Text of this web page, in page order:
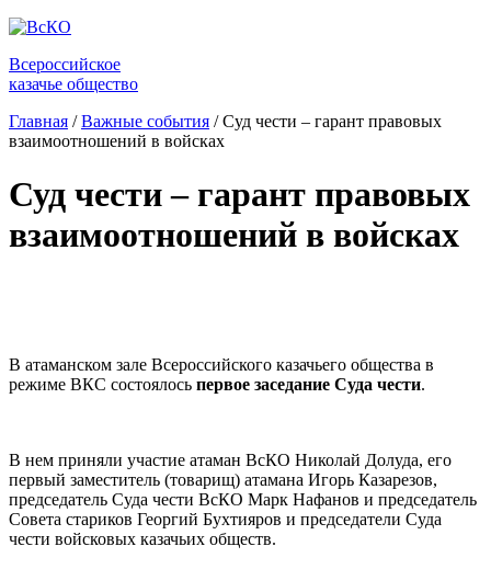
Всероссийское
казачье общество
Главная / Важные события / Суд чести – гарант правовых
взаимоотношений в войсках
Суд чести – гарант правовых
взаимоотношений в войсках
В атаманском зале Всероссийского казачьего общества в
режиме ВКС состоялось первое заседание Суда чести.
В нем приняли участие атаман ВсКО Николай Долуда, его
первый заместитель (товарищ) атамана Игорь Казарезов,
председатель Суда чести ВсКО Марк Нафанов и председатель
Совета стариков Георгий Бухтияров и председатели Суда
чести войсковых казачьих обществ.